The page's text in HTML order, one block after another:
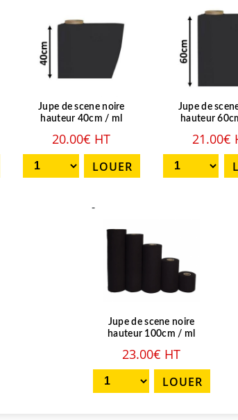
Jupe de scene noire
hauteur 40cm / ml
20.00€ HT
Jupe de
hauteur
21.00€
-
Jupe de scene noire
hauteur 100cm / ml
23.00€ HT